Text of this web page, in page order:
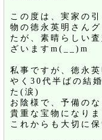
この度は、実家の
物の徳永英明さん
たが、素晴らしい
ざいますm(__)m
私事ですが、徳永
やく30代半ばの結
た(涙)
お陰様で、予備の
貴重な宝物になり
これからも大切に